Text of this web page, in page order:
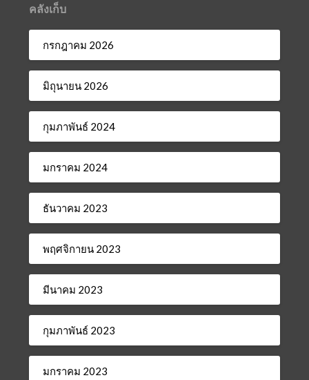
คลังเก็บ
กรกฎาคม 2026
มิถุนายน 2026
กุมภาพันธ์ 2024
มกราคม 2024
ธันวาคม 2023
พฤศจิกายน 2023
มีนาคม 2023
กุมภาพันธ์ 2023
มกราคม 2023